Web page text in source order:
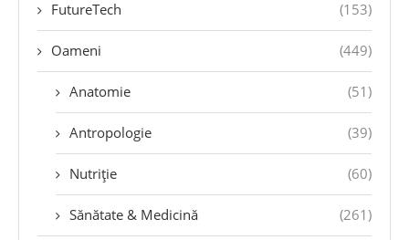
FutureTech (153)
Oameni (449)
Anatomie (51)
Antropologie (39)
Nutriție (60)
Sănătate & Medicină (261)